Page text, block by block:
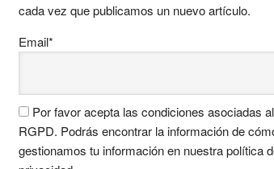
cada vez que publicamos un nuevo artículo.
Email*
Por favor acepta las condiciones asociadas al
RGPD. Podrás encontrar la información de
gestionamos tu información en nuestra política